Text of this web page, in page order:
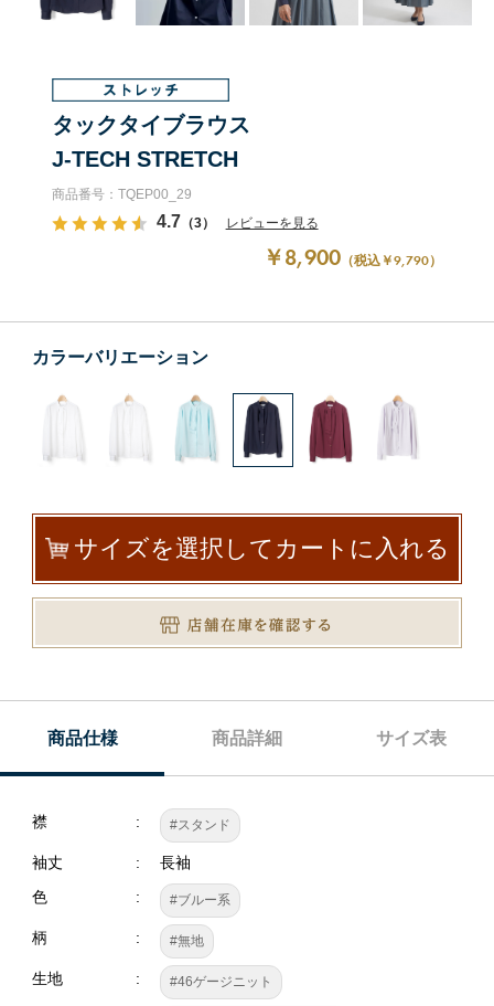
タックタイブラウス
J-TECH STRETCH
商品番号：TQEP00_29
4.7 （3） レビューを見る
￥8,900 （税込￥9,790）
カラーバリエーション
サイズを選択してカートに入れる
商品仕様 商品詳細 サイズ表
襟 #スタンド
袖丈
長袖
色
#ブルー系
柄 #無地
生地 #46ゲージニット